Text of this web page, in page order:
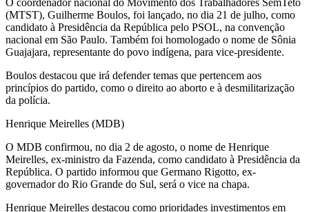
(MTST), Guilherme Boulos, foi lançado, no dia 21 de julho, como
candidato à Presidência da República pelo PSOL, na convenção
nacional em São Paulo. Também foi homologado o nome de Sônia
Guajajara, representante do povo indígena, para vice-presidente.
Boulos destacou que irá defender temas que pertencem aos
princípios do partido, como o direito ao aborto e à desmilitarização
da polícia.
Henrique Meirelles (MDB)
O MDB confirmou, no dia 2 de agosto, o nome de Henrique
Meirelles, ex-ministro da Fazenda, como candidato à Presidência da
República. O partido informou que Germano Rigotto, ex-
governador do Rio Grande do Sul, será o vice na chapa.
Henrique Meirelles destacou como prioridades investimentos em